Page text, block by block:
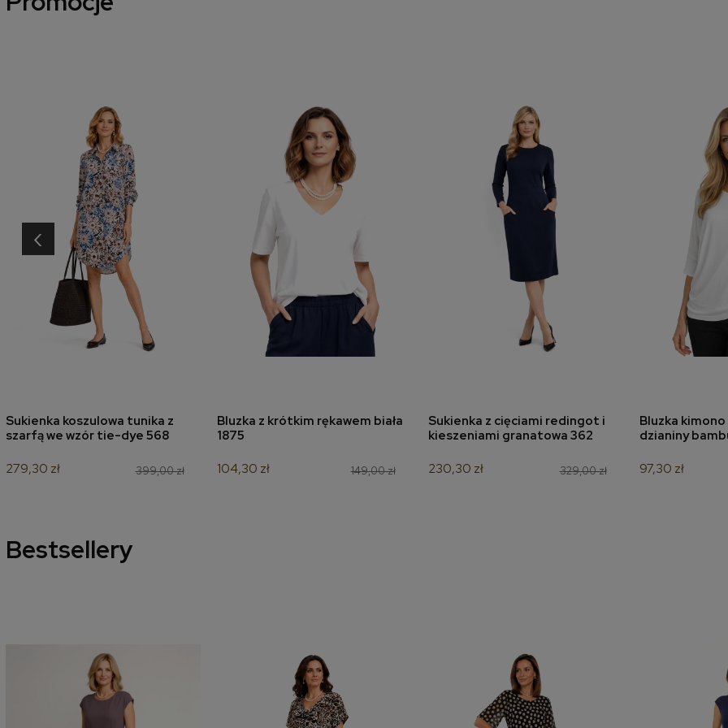
dodaj do koszyka
Sukienka koszulowa tunika z
szarfą we wzór tie-dye 568
399,00 zł
279,30 zł
dodaj do koszyka
Bluzka z krótkim rękawem biała
1875
149,00 zł
104,30 zł
dodaj do koszyka
Sukienka z cięciami redingot i
kieszeniami granatowa 362
329,00 zł
230,30 zł
dodaj
Bluzka
dzianiny
97,30 zł
‹
Bestsellery